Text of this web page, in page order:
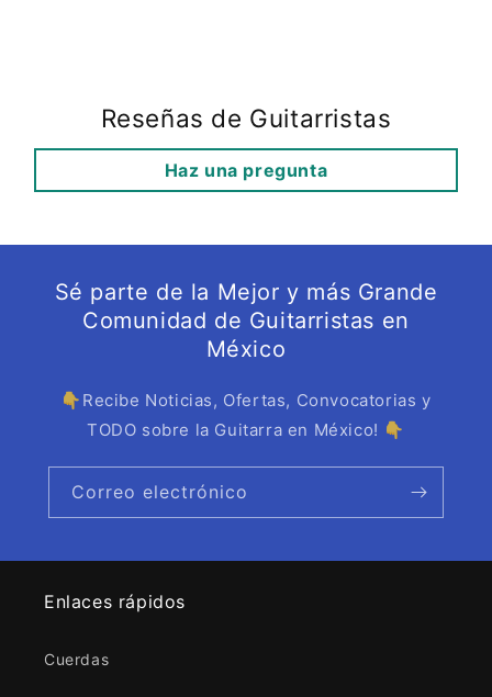
Reseñas de Guitarristas
Haz una pregunta
Sé parte de la Mejor y más Grande
Comunidad de Guitarristas en
México
👇Recibe Noticias, Ofertas, Convocatorias y
TODO sobre la Guitarra en México! 👇
Correo electrónico
Enlaces rápidos
Cuerdas